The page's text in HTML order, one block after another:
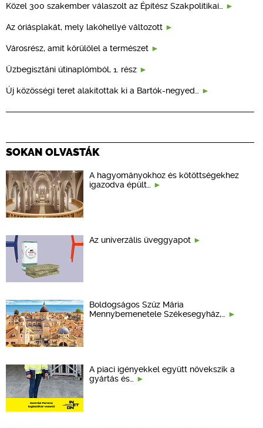
Közel 300 szakember válaszolt az Építész Szakpolitikai…
Az óriásplakát, mely lakóhellyé változott
Városrész, amit körülölel a természet
Üzbegisztáni útinaplómból, 1. rész
Új közösségi teret alakítottak ki a Bartók-negyed…
SOKAN OLVASTÁK
A hagyományokhoz és kötöttségekhez
igazodva épült…
Az univerzális üveggyapot
Boldogságos Szűz Mária
Mennybemenetele Székesegyház,…
A piaci igényekkel együtt növekszik a
gyártás és…